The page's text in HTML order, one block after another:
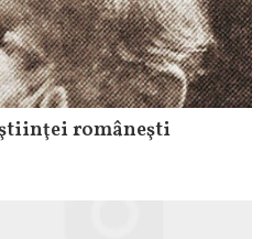
româneşti